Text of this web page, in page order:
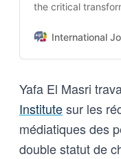
the critical
align with the
that prioritize local
grassroots
Improving
as a cornerstone
t…
International
Yafa El Masri
Institutesur les
médiatiques des
double statut de